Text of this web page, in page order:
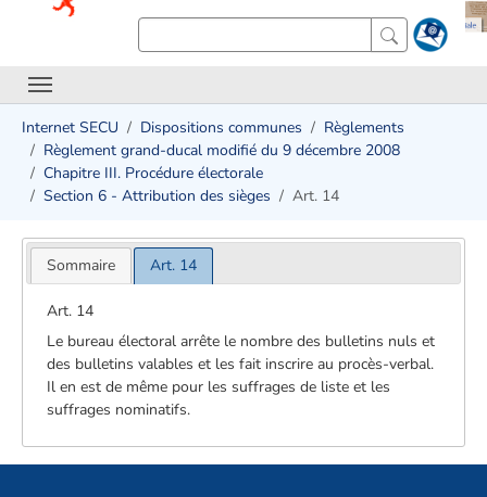
Internet SECU Dispositions communes
Règlements
Règlement grand-ducal modifié du 9 décembre 2008
Chapitre III. Procédure électorale
Section 6 - Attribution des sièges
Art. 14
Sommaire Art. 14
Art. 14
Le bureau électoral arrête le nombre des bulletins nuls et
des bulletins valables et les fait inscrire au procès-verbal.
Il en est de même pour les suffrages de liste et les
suffrages nominatifs.